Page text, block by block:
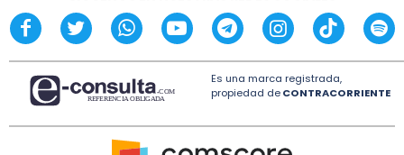
Es una marca registrada,
propiedad deCONTRACORRIENTE